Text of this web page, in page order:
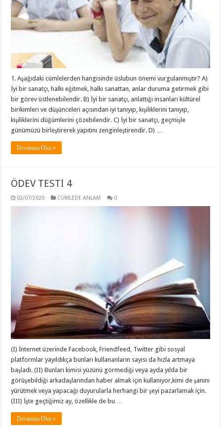
1. Aşağıdaki cümlelerden hangisinde üslubun önemi vurgulanmıştır? A)
İyi bir sanatçı, halkı eğitmek, halkı sanattan, anlar duruma getirmek gibi
bir görev üstlenebilendir. B) İyi bir sanatçı, anlattığı insanları kültürel
birikimleri ve düşünceleri açısından iyi tanıyıp, kişiliklerini tanıyıp,
kişiliklerini düğümlerini çözebilendir. C) İyi bir sanatçı, geçmişle
günümüzü birleştirerek yapıtını zenginleştirendir. D) …
Devamını Oku »
ÖDEV TESTİ 4
02/07/2020 CÜMLEDE ANLAM 0
(I) İnternet üzerinde Facebook, Friendfeed, Twitter gibi sosyal
platformlar yayıldıkça bunları kullananların sayısı da hızla artmaya
başladı. (II) Bunları kimisi yüzünü görmediği veya ayda yılda bir
görüşebildiği arkadaşlarından haber almak için kullanıyor,kimi de şanını
yürütmek veya yapacağı duyurularla herhangi bir şeyi pazarlamak için.
(III) İşte geçtiğimiz ay, özellikle de bu …
Devamını Oku »